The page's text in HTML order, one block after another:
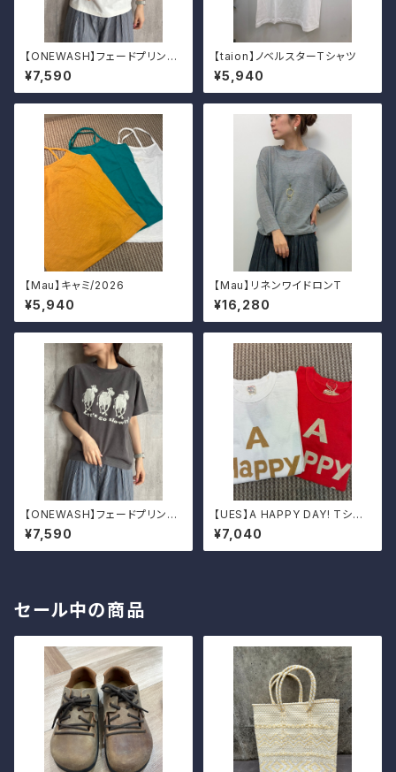
【ONEWASH】フェードプリント
Tシャツ（フラガール）
¥7,590
【taion】ノベルスターTシャツ
¥5,940
【Mau】キャミ/2026
¥5,940
【Mau】リネンワイドロンT
¥16,280
【ONEWASH】フェードプリント
Tシャツ（キャメル）
¥7,590
【UES】A HAPPY DAY! Tシャ
ツ
¥7,040
セール中の商品